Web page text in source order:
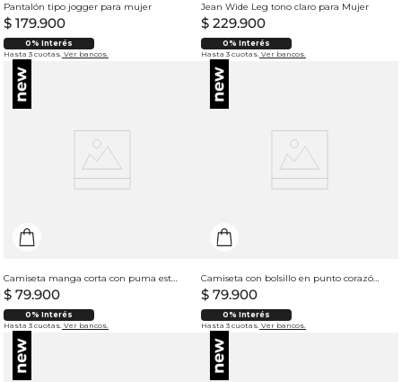
Pantalón tipo jogger para mujer
$ 179.900
0% Interés
Hasta 3 cuotas. Ver bancos.
Jean Wide Leg tono claro para Mujer
$ 229.900
0% Interés
Hasta 3 cuotas. Ver bancos.
Camiseta manga corta con puma estampado para hombre
$ 79.900
0% Interés
Hasta 3 cuotas. Ver bancos.
Camiseta con bolsillo en punto corazón para mujer
$ 79.900
0% Interés
Hasta 3 cuotas. Ver bancos.